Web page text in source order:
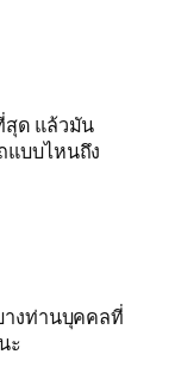
ด แล้วมัน
แบบไหนถึง
งท่านบุคคลที่
ะ